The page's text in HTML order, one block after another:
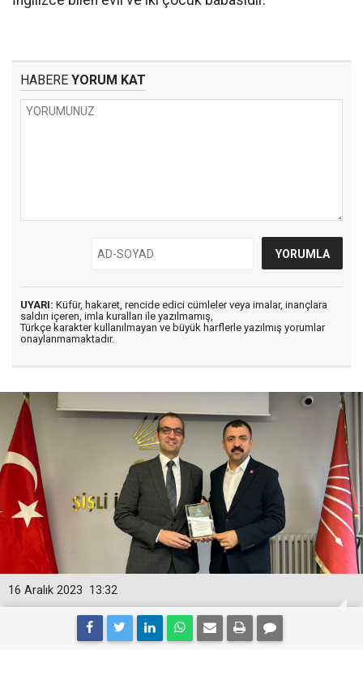
HABERE YORUM KAT
UYARI: Küfür, hakaret, rencide edici cümleler veya imalar, inançlara
saldırı içeren, imla kuralları ile yazılmamış,
Türkçe karakter kullanılmayan ve büyük harflerle yazılmış yorumlar
onaylanmamaktadır.
13:32
16 Aralık 2023